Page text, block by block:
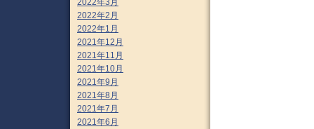
2022年3月
2022年2月
2022年1月
2021年12月
2021年11月
2021年10月
2021年9月
2021年8月
2021年7月
2021年6月